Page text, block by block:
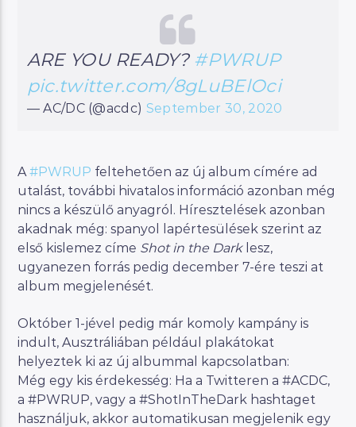
ARE YOU READY? #PWRUP
pic.twitter.com/8gLuBElOci
— AC/DC (@acdc) September 30, 2020
A#PWRUP feltehetően az új album címére ad
utalást, további hivatalos információ azonban még
nincs a készülő anyagról. Híresztelések azonban
akadnak még: spanyol lapértesülések szerint az
első kislemez címe Shot in the Darklesz,
ugyanezen forrás pedig december 7-ére teszi at
album megjelenését.
Október 1-jével pedig már komoly kampány is
indult, Ausztráliában például plakátokat
helyeztek ki az új albummal kapcsolatban:
Még egy kis érdekesség: Ha a Twitteren a #ACDC,
a #PWRUP, vagy a #ShotInTheDark hashtaget
használjuk, akkor automatikusan megjelenik egy